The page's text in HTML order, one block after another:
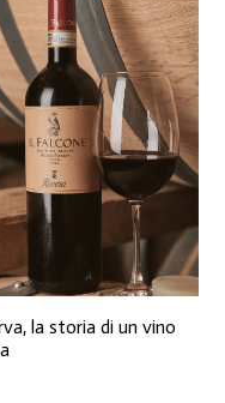
la storia di un vino